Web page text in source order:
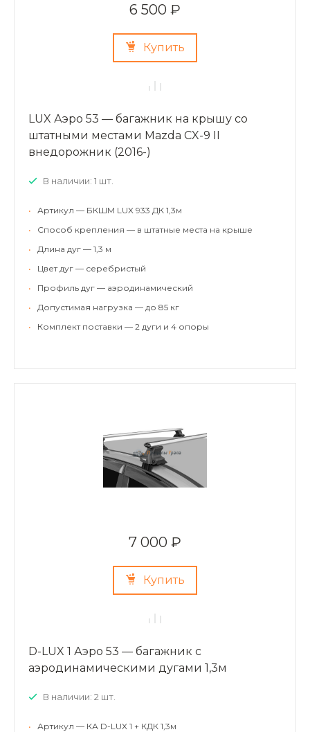
6 500 ₽
Купить
LUX Аэро 53 — багажник на крышу со
штатными местами Mazda CX-9 II
внедорожник (2016-)
В наличии: 1 шт.
•
Артикул — БКШМ LUX 933 ДК 1,3м
•
Способ крепления — в штатные места на крыше
•
Длина дуг — 1,3 м
•
Цвет дуг — серебристый
•
Профиль дуг — аэродинамический
•
Допустимая нагрузка — до 85 кг
•
Комплект поставки — 2 дуги и 4 опоры
7 000 ₽
Купить
D-LUX 1 Аэро 53 — багажник с
аэродинамическими дугами 1,3м
В наличии: 2 шт.
•
Артикул — КА D-LUX 1 + КДК 1,3м